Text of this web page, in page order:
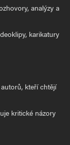
analýzy a
karikatury
kteří chtějí
kritické názory